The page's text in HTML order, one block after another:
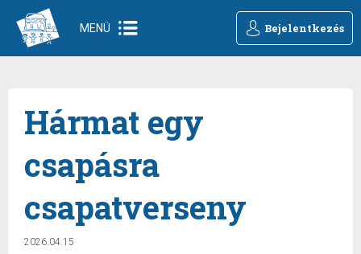
MENÜ Bejelentkezés
Hármat egy
csapásra
csapatverseny
2026.04.15